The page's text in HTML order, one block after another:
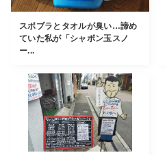
スポブラとタオルが臭い…諦め
ていた私が「シャボン玉スノ
ー...